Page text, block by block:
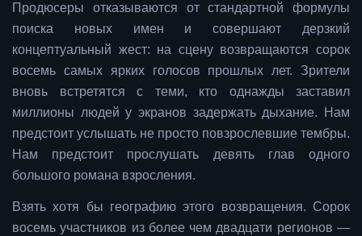
Продюсеры отказываются от стандартной формулы
поиска новых имен и совершают дерзкий
концептуальный жест: на сцену возвращаются сорок
восемь самых ярких голосов прошлых лет. Зрители
вновь встретятся с теми, кто однажды заставил
миллионы людей у экранов задержать дыхание. Нам
предстоит услышать не просто повзрослевшие тембры.
Нам предстоит прослушать девять глав одного
большого романа взросления.
Взять хотя бы географию этого возвращения. Сорок
восемь участников из более чем двадцати регионов —